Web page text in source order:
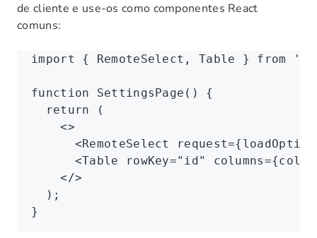
de cliente e use-os como componentes React
comuns:
import { RemoteSelect , Table } from
function SettingsPage () {
  return
(
    <>
      <
RemoteSelect request=
      <
Table rowKey="id" columns=
    </>
  );
}